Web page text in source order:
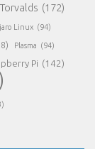
(172)
Linux (94)
Plasma (94)
Pi (142)